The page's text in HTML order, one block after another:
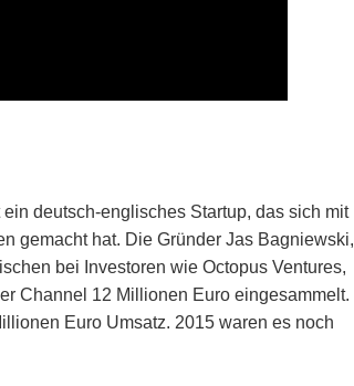
deutsch-englisches Startup, das sich mit
gemacht hat. Die Gründer Jas Bagniewski,
bei Investoren wie Octopus Ventures,
Channel 12 Millionen Euro eingesammelt.
Euro Umsatz. 2015 waren es noch